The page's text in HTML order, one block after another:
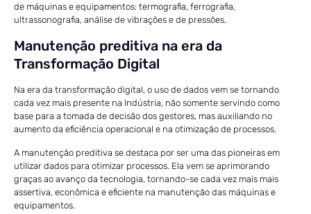
de máquinas e equipamentos: termografia, ferrografia,
ultrassonografia, análise de vibrações e de pressões.
Manutenção preditiva na era da
Transformação Digital
Na era da transformação digital, o uso de dados vem se tornando
cada vez mais presente na Indústria, não somente servindo como
base para a tomada de decisão dos gestores, mas auxiliando no
aumento da eficiência operacional e na otimização de processos.
A manutenção preditiva se destaca por ser uma das pioneiras em
utilizar dados para otimizar processos. Ela vem se aprimorando
graças ao avanço da tecnologia, tornando-se cada vez mais mais
assertiva, econômica e eficiente na manutenção das máquinas e
equipamentos.